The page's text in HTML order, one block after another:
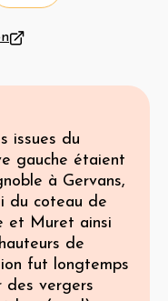
issues du
gauche étaient
à Gervans,
du coteau de
et Muret ainsi
de
fut longtemps
des vergers